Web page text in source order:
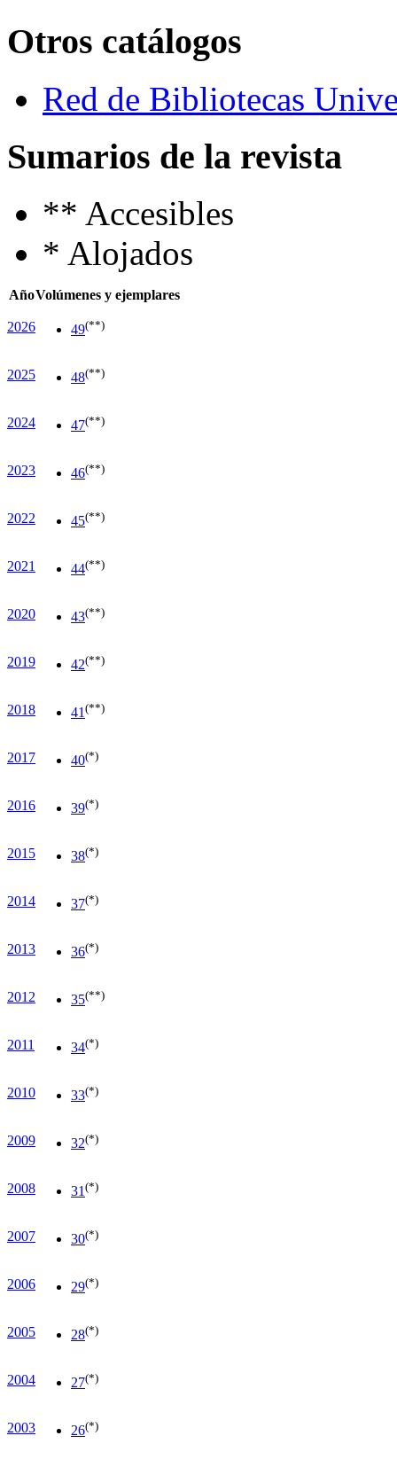
Otros catálogos
Red de Bibliotecas
Sumarios de la revista
** Accesibles
* Alojados
AñoVolúmenes y ejemplares
2026 49(**)
2025 48(**)
2024 47(**)
2023 46(**)
2022 45(**)
2021 44(**)
2020 43(**)
2019 42(**)
2018 41 (**)
2017 40(*)
2016 39(*)
2015 38(*)
2014 37(*)
2013 36(*)
2012 35(**)
2011 34(*)
2010 33(*)
2009 32(*)
2008 31 (*)
2007 30(*)
2006 29(*)
2005 28(*)
2004 27(*)
2003 26(*)